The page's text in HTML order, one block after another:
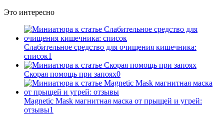
Это интересно
Слабительное средство для очищения кишечника:
список1
Скорая помощь при запоях0
Magnetic Mask магнитная маска от прыщей и угрей:
отзывы1